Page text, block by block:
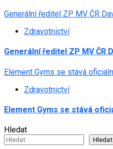
Generální ředitel ZP MV ČR
Zdravotnictví
Generální ředitel ZP MV ČR
Element Gyms se stává
Zdravotnictví
Element Gyms se stává
Hledat
Hledat